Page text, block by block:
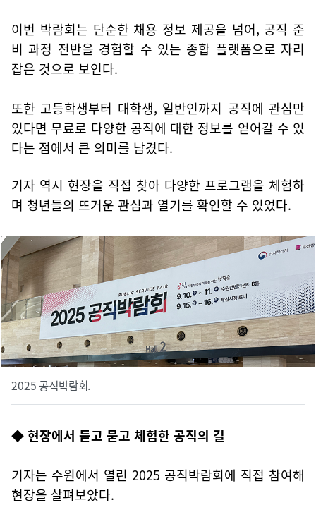
이번 박람회는 단순한 채용 정보 제공을 넘어, 공직 준
비 과정 전반을 경험할 수 있는 종합 플랫폼으로 자리
잡은 것으로 보인다.
또한 고등학생부터 대학생, 일반인까지 공직에 관심만
있다면 무료로 다양한 공직에 대한 정보를 얻어갈 수 있
다는 점에서 큰 의미를 남겼다.
기자 역시 현장을 직접 찾아 다양한 프로그램을 체험하
며 청년들의 뜨거운 관심과 열기를 확인할 수 있었다.
2025 공직박람회.
◆ 현장에서 듣고 묻고 체험한 공직의 길
기자는 수원에서 열린 2025 공직박람회에 직접 참여해
현장을 살펴보았다.